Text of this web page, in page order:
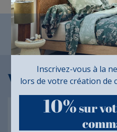
Vous aimerez
Drap housse percale
Inscrivez-vous à la
lors de votre création de
10%sur